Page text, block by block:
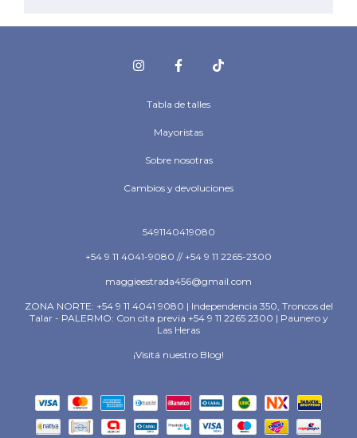
Tabla de talles
Mayoristas
Sobre nosotras
Cambios y devoluciones
5491140419080
+54 9 11 4041-9080 // +54 9 11 2265-2300
maggieestrada456@gmail.com
ZONA NORTE: +54 9 11 4041 9080 | Independencia 350, Troncos del
Talar - PALERMO: Con cita previa +54 9 11 2265 2300 | Paunero y
Las Heras
¡Visitá nuestro Blog!